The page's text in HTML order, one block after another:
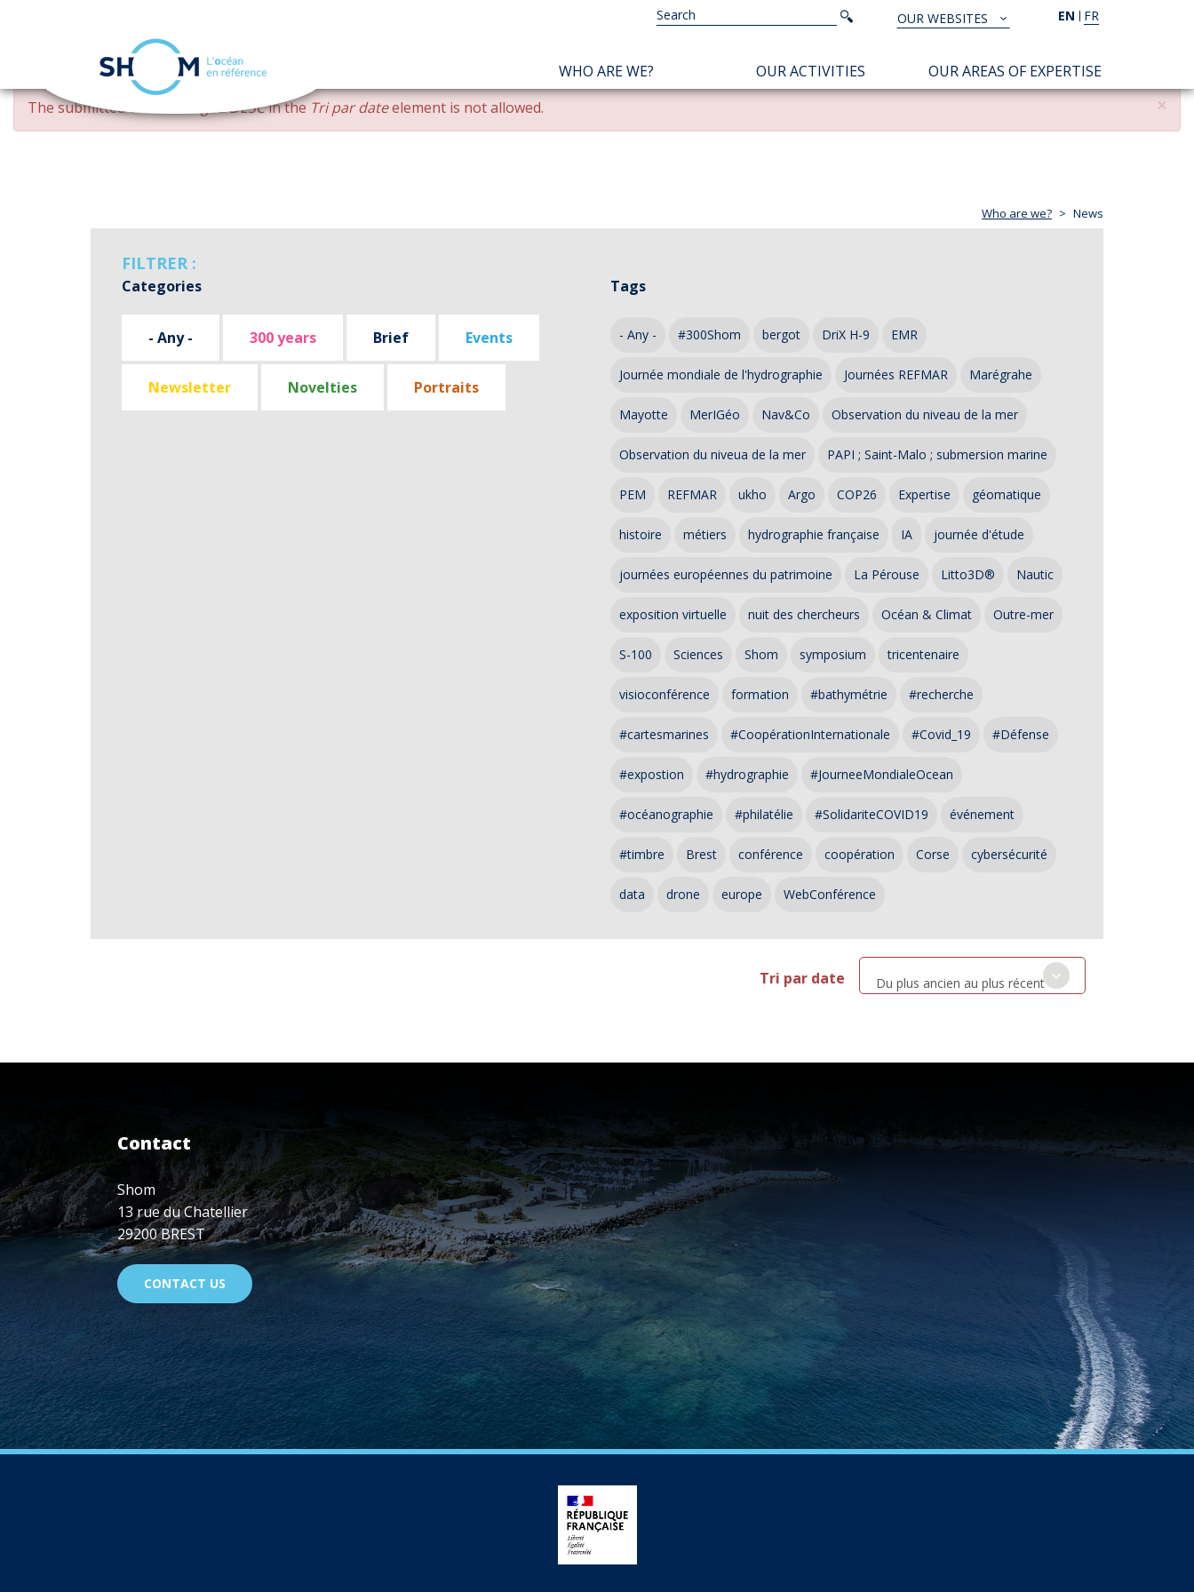
Skip
main
EN FR
TOUS
NOS
SITES
OUR WEBSITES
Search
Search
NAVIGATION
PRINCIPALE
WHO ARE WE? OUR ACTIVITIES OUR AREAS OF EXPERTISE
×
ERROR
MESSAGE
The submitted value changed DESCin theTri par dateelement is not allowed.
Who are we? News
FILTRER :
Categories
- Any - 300 years Brief Events
Newsletter Novelties Portraits
Tags
- Any - #300Shom bergot DriX H-9 EMR
Journée mondiale de l'hydrographie Journées REFMAR Marégrahe
Mayotte MerIGéo Nav&Co Observation du niveau de la mer
Observation du niveua de la mer PAPI ; Saint-Malo ; submersion marine
PEM REFMAR ukho Argo COP26 Expertise géomatique
histoire métiers hydrographie française IA journée d'étude
journées européennes du patrimoine La Pérouse Litto3D® Nautic
exposition virtuelle nuit des chercheurs Océan & Climat Outre-mer
S-100 Sciences Shom symposium tricentenaire
visioconférence formation #bathymétrie #recherche
#cartesmarines #CoopérationInternationale #Covid_19 #Défense
#expostion #hydrographie #JourneeMondialeOcean
#océanographie #philatélie #SolidariteCOVID19 événement
#timbre Brest conférence coopération Corse cybersécurité
data drone europe WebConférence
Tri par date Du plus ancien au plus récent
Contact
Shom
13 rue du Chatellier
29200 BREST
CONTACT US